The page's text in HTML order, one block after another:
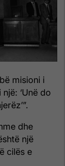
misioni i
‘Unë do
dhe
një
cilës e